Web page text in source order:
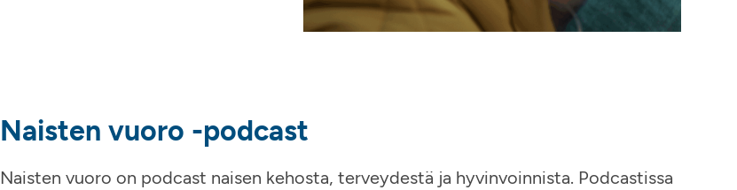
Naisten vuoro -podcast
Naisten vuoro on podcast naisen kehosta, terveydestä ja hyvinvoinnista. Podcastissa